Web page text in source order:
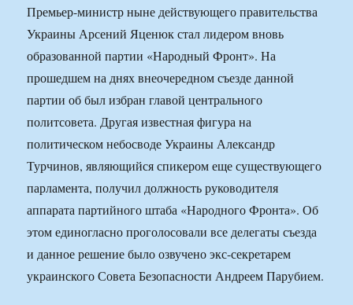
Премьер-министр ныне действующего правительства
Украины Арсений Яценюк стал лидером вновь
образованной партии «Народный Фронт». На
прошедшем на днях внеочередном съезде данной
партии об был избран главой центрального
политсовета. Другая известная фигура на
политическом небосводе Украины Александр
Турчинов, являющийся спикером еще существующего
парламента, получил должность руководителя
аппарата партийного штаба «Народного Фронта». Об
этом единогласно проголосовали все делегаты съезда
и данное решение было озвучено экс-секретарем
украинского Совета Безопасности Андреем Парубием.